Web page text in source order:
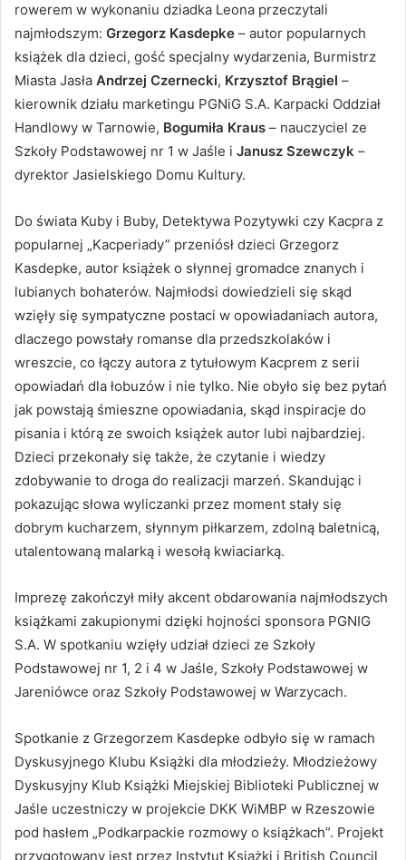
rowerem w wykonaniu dziadka Leona przeczytali
najmłodszym: Grzegorz Kasdepke – autor popularnych
książek dla dzieci, gość specjalny wydarzenia, Burmistrz
Miasta Jasła Andrzej Czernecki, Krzysztof Brągiel –
kierownik działu marketingu PGNiG S.A. Karpacki Oddział
Handlowy w Tarnowie, Bogumiła Kraus – nauczyciel ze
Szkoły Podstawowej nr 1 w Jaśle i Janusz Szewczyk –
dyrektor Jasielskiego Domu Kultury.
Do świata Kuby i Buby, Detektywa Pozytywki czy Kacpra z
popularnej „Kacperiady” przeniósł dzieci Grzegorz
Kasdepke, autor książek o słynnej gromadce znanych i
lubianych bohaterów. Najmłodsi dowiedzieli się skąd
wzięły się sympatyczne postaci w opowiadaniach autora,
dlaczego powstały romanse dla przedszkolaków i
wreszcie, co łączy autora z tytułowym Kacprem z serii
opowiadań dla łobuzów i nie tylko. Nie obyło się bez pytań
jak powstają śmieszne opowiadania, skąd inspiracje do
pisania i którą ze swoich książek autor lubi najbardziej.
Dzieci przekonały się także, że czytanie i wiedzy
zdobywanie to droga do realizacji marzeń. Skandując i
pokazując słowa wyliczanki przez moment stały się
dobrym kucharzem, słynnym piłkarzem, zdolną baletnicą,
utalentowaną malarką i wesołą kwiaciarką.
Imprezę zakończył miły akcent obdarowania najmłodszych
książkami zakupionymi dzięki hojności sponsora PGNIG
S.A. W spotkaniu wzięły udział dzieci ze Szkoły
Podstawowej nr 1, 2 i 4 w Jaśle, Szkoły Podstawowej w
Jareniówce oraz Szkoły Podstawowej w Warzycach.
Spotkanie z Grzegorzem Kasdepke odbyło się w ramach
Dyskusyjnego Klubu Książki dla młodzieży. Młodzieżowy
Dyskusyjny Klub Książki Miejskiej Biblioteki Publicznej w
Jaśle uczestniczy w projekcie DKK WiMBP w Rzeszowie
pod hasłem „Podkarpackie rozmowy o książkach”. Projekt
przygotowany jest przez Instytut Książki i British Council